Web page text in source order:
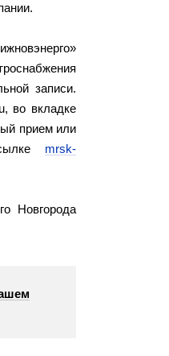
записи.
во вкладке
прием или
mrsk-
Новгорода